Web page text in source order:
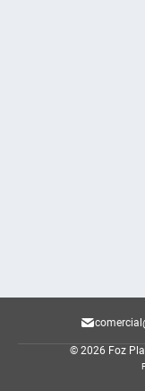
© 2026 Foz